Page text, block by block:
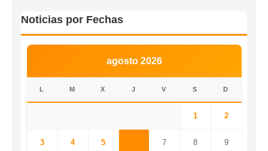
Noticias por Fechas
agosto 2026
L M X J V S D
1 2
3 4 5 7 8 9